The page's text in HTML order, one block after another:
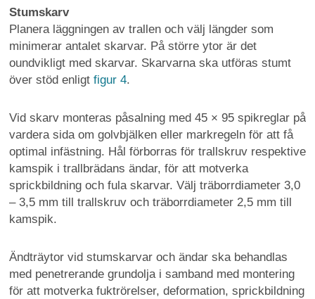
Stumskarv
Planera läggningen av trallen och välj längder som
minimerar antalet skarvar. På större ytor är det
oundvikligt med skarvar. Skarvarna ska utföras stumt
över stöd enligt figur 4.
Vid skarv monteras påsalning med 45 × 95 spikreglar på
vardera sida om golvbjälken eller markregeln för att få
optimal infästning. Hål förborras för trallskruv respektive
kamspik i trallbrädans ändar, för att motverka
sprickbildning och fula skarvar. Välj träborrdiameter 3,0
– 3,5 mm till trallskruv och träborrdiameter 2,5 mm till
kamspik.
Ändträytor vid stumskarvar och ändar ska behandlas
med penetrerande grundolja i samband med montering
för att motverka fuktrörelser, deformation, sprickbildning